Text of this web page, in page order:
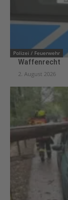
Polizei / Feuerwehr
Waffenrecht
2. August 2026